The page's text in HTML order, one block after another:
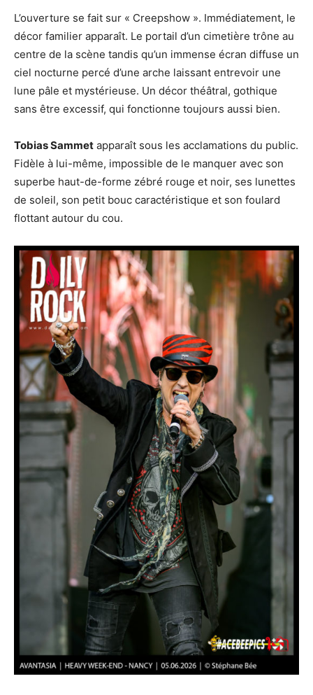
L’ouverture se fait sur « Creepshow ». Immédiatement, le
décor familier apparaît. Le portail d’un cimetière trône au
centre de la scène tandis qu’un immense écran diffuse un
ciel nocturne percé d’une arche laissant entrevoir une
lune pâle et mystérieuse. Un décor théâtral, gothique
sans être excessif, qui fonctionne toujours aussi bien.
Tobias Sammet apparaît sous les acclamations du public.
Fidèle à lui-même, impossible de le manquer avec son
superbe haut-de-forme zébré rouge et noir, ses lunettes
de soleil, son petit bouc caractéristique et son foulard
flottant autour du cou.